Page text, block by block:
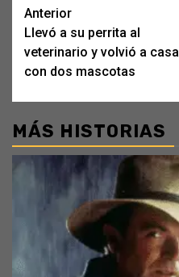
Post
navigation
Anterior
Llevó a su perrita al
veterinario y volvió a casa
con dos mascotas
MÁS HISTORIAS